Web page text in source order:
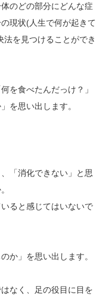
のどの部分にどんな症
現状(人生で何が起きて
を見つけることができ
を食べたんだっけ？」
を思い出します。
「消化できない」と思
ると感じてはいないで
か」を思い出します。
なく、足の役目に目を